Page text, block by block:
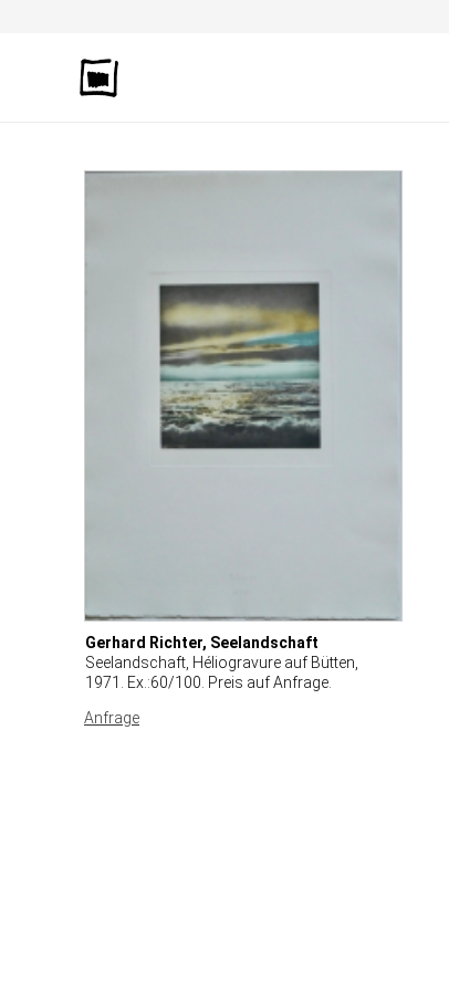
Gerhard Richter, Seelandschaft
Seelandschaft, Héliogravure auf Bütten,
1971. Ex.:60/100. Preis auf Anfrage.
Anfrage